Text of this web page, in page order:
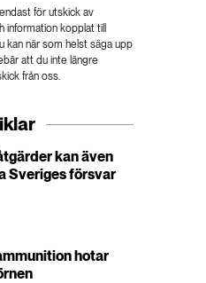
för utskick av
information kopplat till
kan när som helst säga upp
att du inte längre
från oss.
kan även
Sveriges försvar
hotar